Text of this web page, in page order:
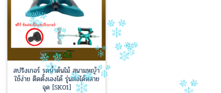
สปริงเกอร์ รดน้ำต้นไม้ สนามหญ้า
ใช้ง่าย ติดตั้งเองได้ รุ่นต่อได้หลาย
จุด [SK01]